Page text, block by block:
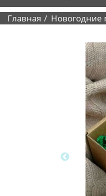
Главная Новогодние